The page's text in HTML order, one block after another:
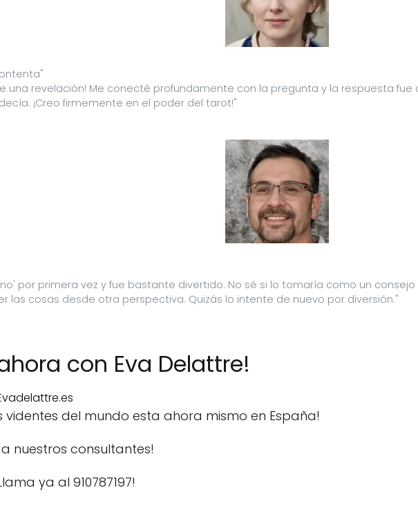
una revelación! Me conecté profundamente con la pregunta y la respuesta
¡Creo firmemente en el poder del tarot!"
por primera vez y fue bastante divertido. No sé si lo tomaría como un
las cosas desde otra perspectiva. Quizás lo intente de nuevo por diversión."
con Eva Delattre!
videntes del mundo esta ahora mismo en España!
nuestros consultantes!
ya al 910787197!